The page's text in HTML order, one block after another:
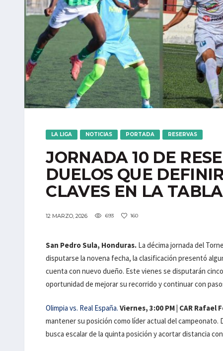
LA LIGA NOTICIAS PORTADA RESERVAS
JORNADA 10 DE
DUELOS QUE
CLAVES EN LA TABLA
12 MARZO, 2026 693 160
San Pedro Sula, Honduras. La décima jornada del
disputarse la novena fecha, la clasificación presentó
cuenta con nuevo dueño. Este vienes se disputarán
oportunidad de mejorar su recorrido y continuar con
Olimpia vs. Real España. Viernes, 3:00 PM | CAR Rafael
mantener su posición como líder actual del campeonato.
busca escalar de la quinta posición y acortar distancia